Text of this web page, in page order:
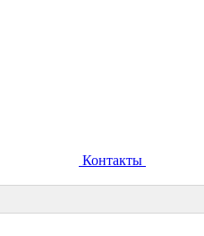
погрузчиков
Контакты